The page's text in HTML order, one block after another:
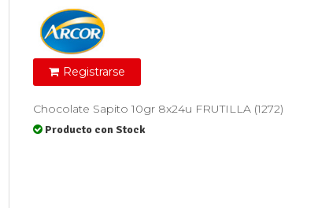
Registrarse
Chocolate Sapito 10gr 8x24u FRUTILLA (1272)
Producto con Stock